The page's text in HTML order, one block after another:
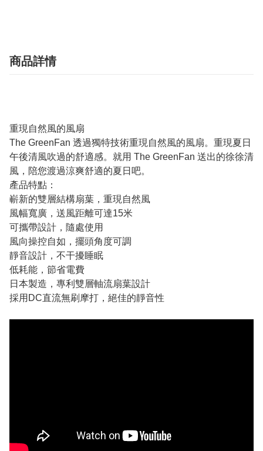
商品詳情
重現自然風的風扇
The GreenFan 透過獨特技術重現自然風的風扇。重現夏日
午後清風吹過的舒適感。就用 The GreenFan 送出的徐徐清
風，陪您渡過涼爽舒適的夏日吧。
產品特點：
嶄新的雙層結構扇葉，重現自然風
風幅寬廣，送風距離可達15米
可攜帶設計，隨處使用
風向操控自如，擺頭角度可調
靜音設計，不干擾睡眠
低耗能，節省電費
日本製造，專利雙層軸流扇葉設計
採用DC直流無刷摩打，絕佳的靜音性